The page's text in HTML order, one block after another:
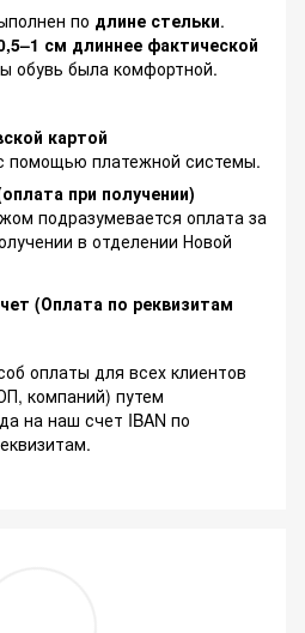
по длине стельки.
см длиннее фактической
обувь была комфортной.
картой
помощью платежной системы.
при получении)
подразумевается оплата за
в отделении Новой
(Оплата по реквизитам
оплаты для всех клиентов
компаний) путем
на наш счет IBAN по